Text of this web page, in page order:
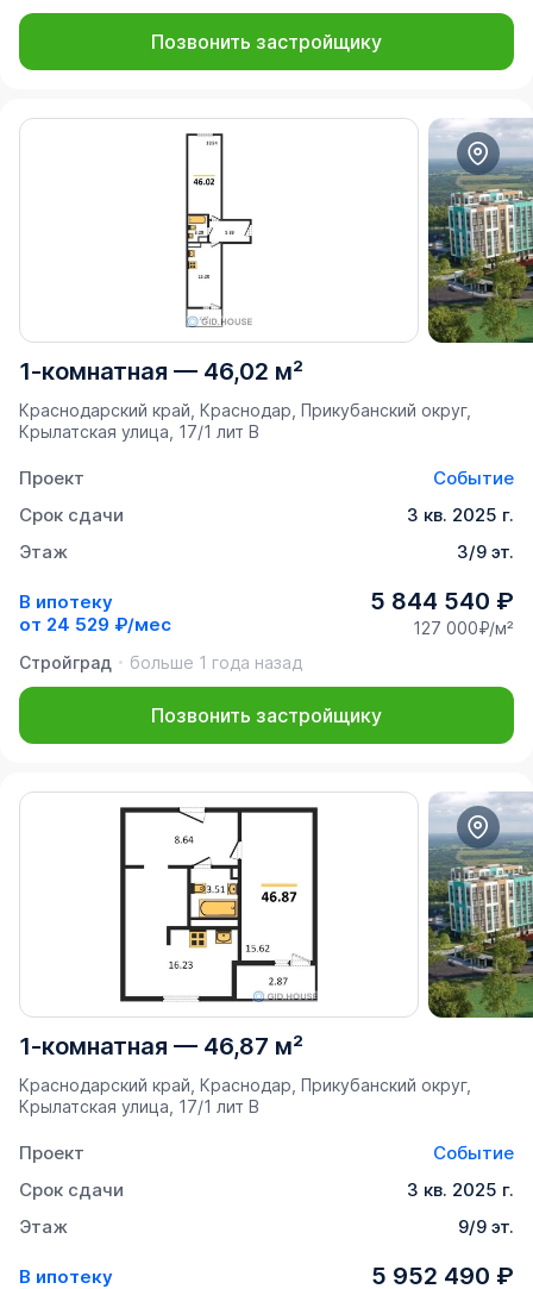
Позвонить застройщику
1-комнатная — 46,02 м²
Краснодарский край, Краснодар, Прикубанский округ,
Крылатская улица, 17/1 лит В
Проект
Событие
Срок сдачи
3 кв. 2025 г.
Этаж
3/9 эт.
В ипотеку
от 24 529 ₽/мес
5 844 540 ₽
127 000₽/м²
Стройград
больше 1 года назад
Позвонить застройщику
1-комнатная — 46,87 м²
Краснодарский край, Краснодар, Прикубанский округ,
Крылатская улица, 17/1 лит В
Проект
Событие
Срок сдачи
3 кв. 2025 г.
Этаж
9/9 эт.
В ипотеку
5 952 490 ₽